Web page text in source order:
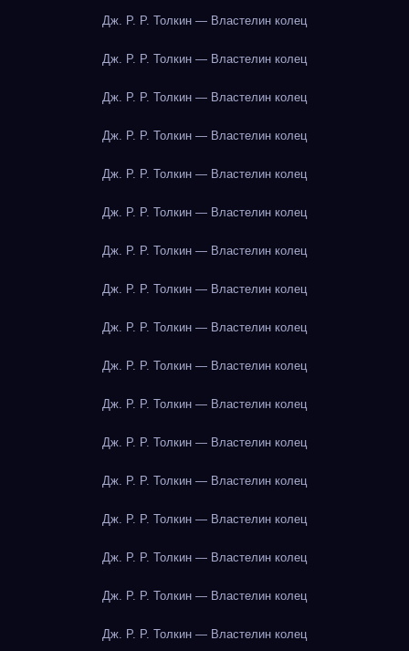
Дж. Р. Р. Толкин — Властелин колец
Дж. Р. Р. Толкин — Властелин колец
Дж. Р. Р. Толкин — Властелин колец
Дж. Р. Р. Толкин — Властелин колец
Дж. Р. Р. Толкин — Властелин колец
Дж. Р. Р. Толкин — Властелин колец
Дж. Р. Р. Толкин — Властелин колец
Дж. Р. Р. Толкин — Властелин колец
Дж. Р. Р. Толкин — Властелин колец
Дж. Р. Р. Толкин — Властелин колец
Дж. Р. Р. Толкин — Властелин колец
Дж. Р. Р. Толкин — Властелин колец
Дж. Р. Р. Толкин — Властелин колец
Дж. Р. Р. Толкин — Властелин колец
Дж. Р. Р. Толкин — Властелин колец
Дж. Р. Р. Толкин — Властелин колец
Дж. Р. Р. Толкин — Властелин колец